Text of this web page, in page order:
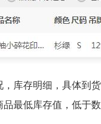
库存明细，具体到
最低库存值，低于